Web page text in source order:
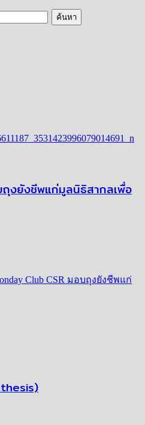
งยังชีพแก่มูลนิธิสากลเพื่อ
Club CSR มอบถุงยังชีพแก่